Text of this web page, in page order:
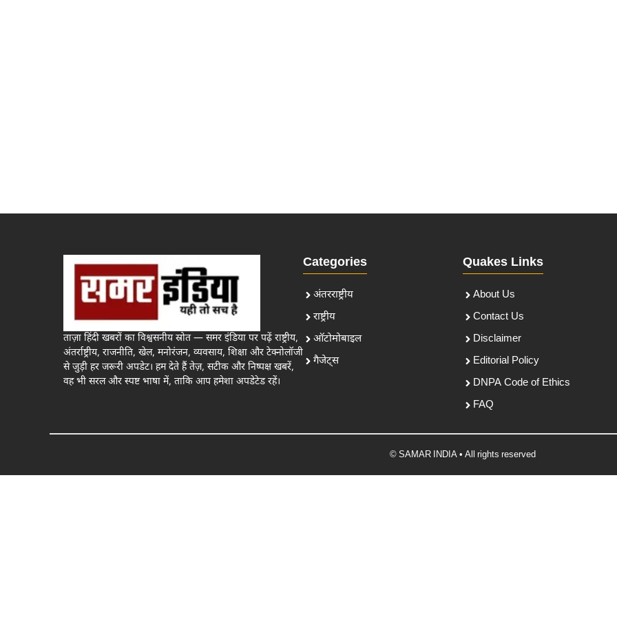
ताज़ा हिंदी खबरों का विश्वसनीय स्रोत — समर इंडिया पर पढ़ें राष्ट्रीय,
अंतर्राष्ट्रीय, राजनीति, खेल, मनोरंजन, व्यवसाय, शिक्षा और टेक्नोलॉजी
से जुड़ी हर जरूरी अपडेट। हम देते हैं तेज़, सटीक और निष्पक्ष खबरें,
वह भी सरल और स्पष्ट भाषा में, ताकि आप हमेशा अपडेटेड रहें।
Categories
अंतरराष्ट्रीय
राष्ट्रीय
ऑटोमोबाइल
गैजेट्स
Quakes Links
About Us
Contact Us
Disclaimer
Editorial Policy
DNPA Code of Ethics
FAQ
© SAMAR INDIA • All rights reserved